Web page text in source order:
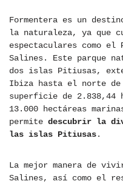
Formentera es un
la naturaleza, ya que
espectaculares como el
Salines. Este parque
dos islas Pitiusas,
Ibiza hasta el norte de
superficie de 2.838,44
13.000 hectáreas
permite descubrir la
las islas Pitiusas.
La mejor manera de
Salines, así como el